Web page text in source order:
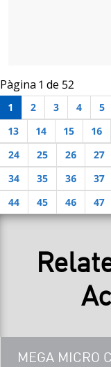
Pàgina 1 de 52
1 2 3 4 5
13
14 15 16
24
25 26 27
34
35 36 37
44
45 46 47
Teaser
MEGA MICRO